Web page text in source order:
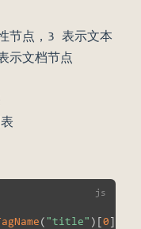
节点，3 表示文本
示文档节点
("title" ) [0]